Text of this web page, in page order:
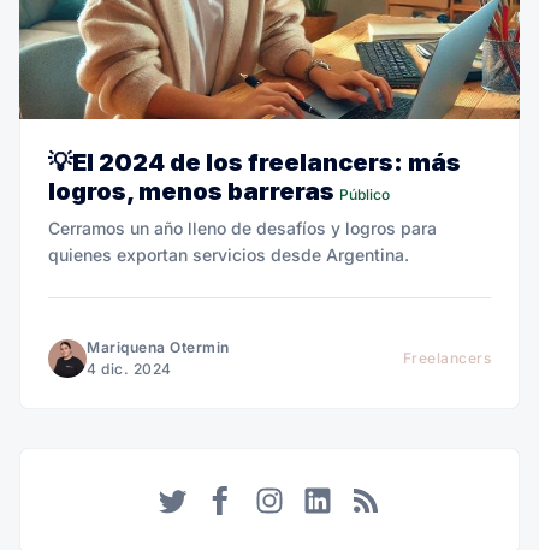
💡El 2024 de los freelancers: más
logros, menos barreras Público
Cerramos un año lleno de desafíos y logros para
quienes exportan servicios desde Argentina.
Mariquena Otermin
4 dic. 2024
Freelancers